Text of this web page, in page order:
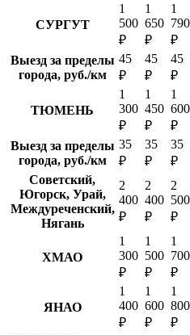
СУРГУТ
1
500
₽
1
650
₽
1
790
₽
Выезд за пределы
города, руб./км
45
₽
45
₽
45
₽
ТЮМЕНЬ
1
300
₽
1
450
₽
1
600
₽
Выезд за пределы
города, руб./км
35
₽
35
₽
35
₽
Советский,
Югорск, Урай,
Междуреченский,
Нягань
2
400
₽
2
400
₽
2
500
₽
ХМАО
1
300
₽
1
500
₽
1
700
₽
ЯНАО
1
400
₽
1
600
₽
1
800
₽